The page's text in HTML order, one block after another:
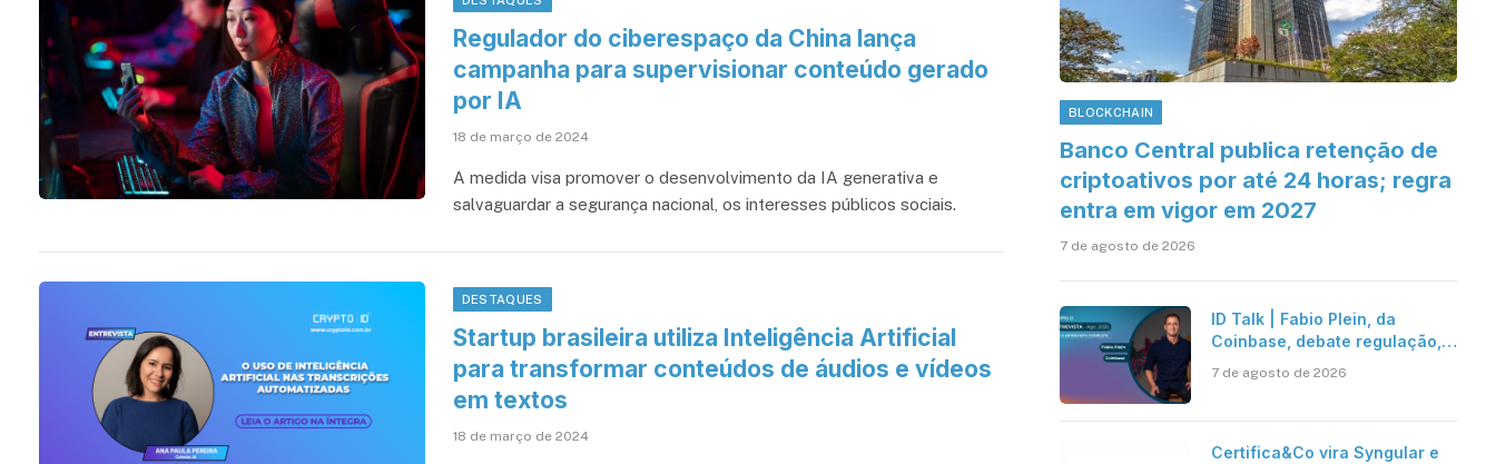
Regulador do ciberespaço da China lança
campanha para supervisionar conteúdo gerado
por IA
18 de março de 2024
A medida visa promover o desenvolvimento da IA generativa e
salvaguardar a segurança nacional, os interesses públicos sociais.
DESTAQUES
Startup brasileira utiliza Inteligência Artificial
para transformar conteúdos de áudios e vídeos
em textos
18 de março de 2024
BLOCKCHAIN
Banco Central publica retenção de
criptoativos por até 24 horas; regra
entra em vigor em 2027
7 de agosto de 2026
ID Talk | Fabio Plein, da
Coinbase, debate regulação,
7 de agosto de 2026
Certifica&Co vira Syngular e